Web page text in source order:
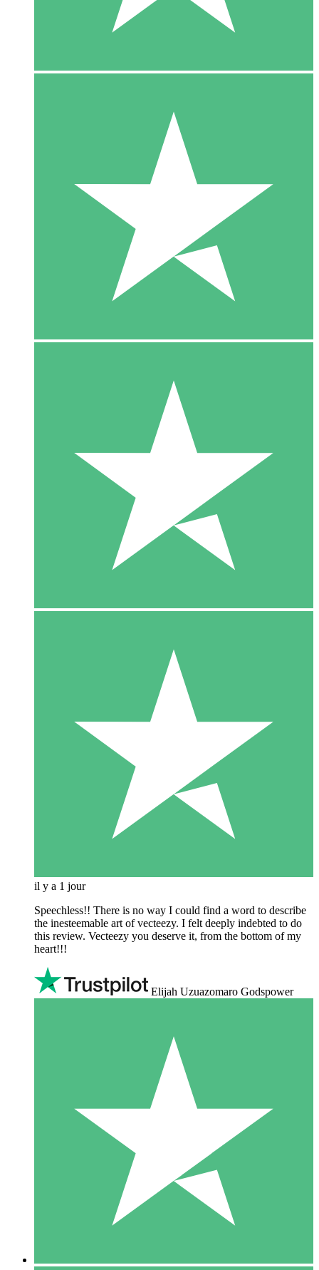
il y a 1 jour
Speechless!! There is no way I could find a word to describe
the inesteemable art of vecteezy. I felt deeply indebted to do
this review. Vecteezy you deserve it, from the bottom of my
heart!!!
Elijah Uzuazomaro Godspower